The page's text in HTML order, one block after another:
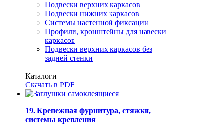
Подвески верхних каркасов
Подвески нижних каркасов
Системы настенной фиксации
Профили, кронштейны для навески
каркасов
Подвески верхних каркасов без
задней стенки
Каталоги
Скачать в PDF
19. Крепежная фурнитура, стяжки,
системы крепления